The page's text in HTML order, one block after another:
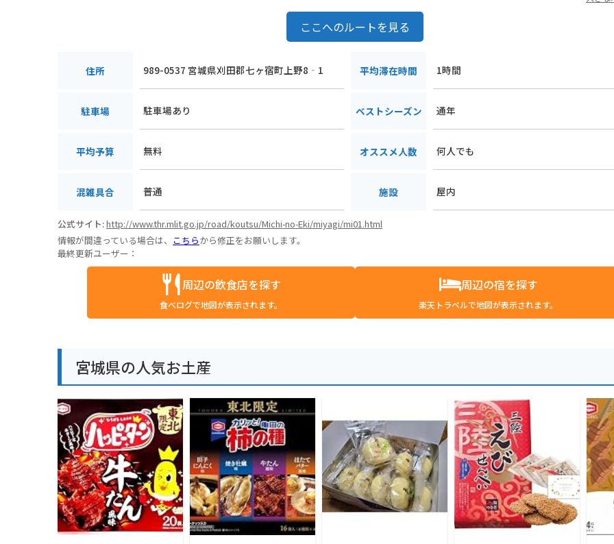
ここへのルートを見る
住所 989-0537 宮城県刈田郡七ヶ宿町上野8‐1 平均滞在時間 1時間
駐車場 駐車場あり ベストシーズン 通年
平均予算 無料 オススメ人数 何人でも
混雑具合 普通 施設 屋内
公式サイト:http://www.thr.mlit.go.jp/road/koutsu/Michi-no-Eki/miyagi/mi01.html
情報が間違っている場合は、 こちらから修正をお願いします。
最終更新ユーザー：
周辺の飲食店を探す
食べログで地図が表示されます。
周辺の宿を探す
楽天トラベルで地図が表示されます。
宮城県の人気お土産